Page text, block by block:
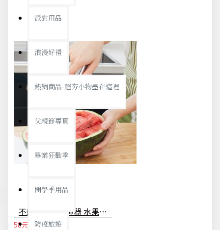
派對用品
浪漫好禮
熱銷商品-超夯小物盡在這裡
父親節專頁
畢業狂歡季
開學季用品
防疫旅遊
不銹鋼切西瓜神器 水果刀 創意西瓜切片器
58元 61元